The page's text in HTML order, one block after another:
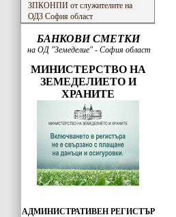
ЗПКОНПИ от служителите на
ОДЗ София област
БАНКОВИ СМЕТКИ
на ОД "Земеделие" - София област
МИНИСТЕРСТВО НА
ЗЕМЕДЕЛИЕТО И
ХРАНИТЕ
АДМИНИСТРАТИВЕН РЕГИСТЪР